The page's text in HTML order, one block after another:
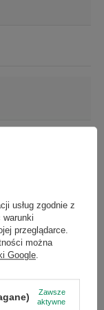
usług zgodnie z
przeglądarce.
można
Google.
Zawsze
aktywne